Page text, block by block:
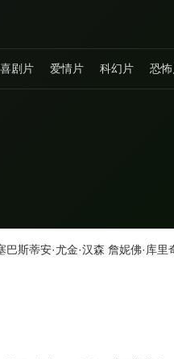
喜剧片 爱情片 科幻片 恐
巴斯蒂安·尤金·汉森 詹妮佛·库里